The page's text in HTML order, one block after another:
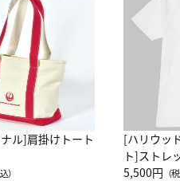
ル]肩掛けトート
）
[ハリウッ
ト]ストレ
ーネック別
5,500円 （